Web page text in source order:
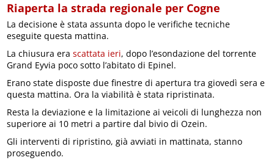
Riaperta la strada regionale per Cogne
La decisione è stata assunta dopo le verifiche tecniche
eseguite questa mattina.
La chiusura erascattata ieri, dopo l’esondazione del torrente
Grand Eyvia poco sotto l’abitato di Epinel.
Erano state disposte due finestre di apertura tra giovedì sera e
questa mattina. Ora la viabilità è stata ripristinata.
Resta la deviazione e la limitazione ai veicoli di lunghezza non
superiore ai 10 metri a partire dal bivio di Ozein.
Gli interventi di ripristino, già avviati in mattinata, stanno
proseguendo.